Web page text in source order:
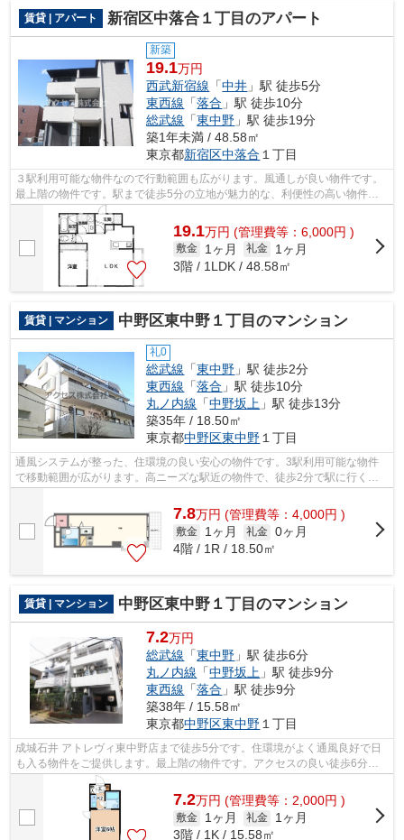
賃貸 | アパート 新宿区中落合１丁目のアパート
新築
19.1万円
西武新宿線 「中井 」駅 徒歩5分
東西線 「落合 」駅 徒歩10分
総武線 「東中野 」駅 徒歩19分
築1年未満 / 48.58㎡
東京都新宿区中落合 １丁目
３駅利用可能な物件なので行動範囲も広がります。風通しが良い物件です。
最上階の物件です。駅まで徒歩5分の立地が魅力的な、利便性の高い物件で
す。メールアドレスinfo@access-japan....
19.1万円 (管理費等：6,000円 )
敷金 1ヶ月 礼金
1ヶ月
3階 / 1LDK / 48.58㎡
賃貸 | マンション 中野区東中野１丁目のマンション
礼0
総武線 「東中野 」駅 徒歩2分
東西線 「落合 」駅 徒歩10分
丸ノ内線 「中野坂上 」駅 徒歩13分
築35年 / 18.50㎡
東京都中野区東中野 １丁目
通風システムが整った、住環境の良い安心の物件です。3駅利用可能な物件
で移動範囲が広がります。高ニーズな駅近の物件で、徒歩2分で駅に行くこ
とができます。地域に強い当社だから、...
7.8万円 (管理費等：4,000円 )
敷金 1ヶ月 礼金 0ヶ月
4階 / 1R / 18.50㎡
賃貸 | マンション 中野区東中野１丁目のマンション
7.2万円
総武線 「東中野 」駅 徒歩6分
丸ノ内線 「中野坂上 」駅 徒歩9分
東西線 「落合 」駅 徒歩9分
築38年 / 15.58㎡
東京都中野区東中野 １丁目
成城石井 アトレヴィ東中野店まで徒歩5分です。住環境がよく通風良好で日
も入る物件をご提供します。最上階の物件です。アクセスの良い徒歩6分の
物件です。アクセスへの来店予約は、03...
7.2万円 (管理費等：2,000円 )
敷金 1ヶ月 礼金
1ヶ月
3階 / 1K / 15.58㎡